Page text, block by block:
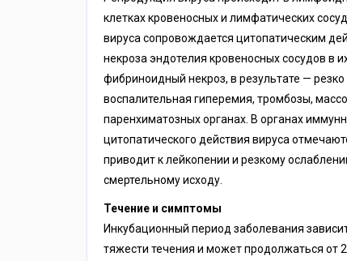
клетках кровеносных и лимфатических
вируса сопровождается цитопатическим
некроза эндотелия кровеносных сосудов в
фибриноидный некроз, в результате —
воспалительная гиперемия, тромбозы,
паренхиматозных органах. В органах
цитопатического действия вируса
приводит к лейкопении и резкому
смертельному исходу.
Течение и симптомы
Инкубационный период заболевания
тяжести течения и может продолжаться от